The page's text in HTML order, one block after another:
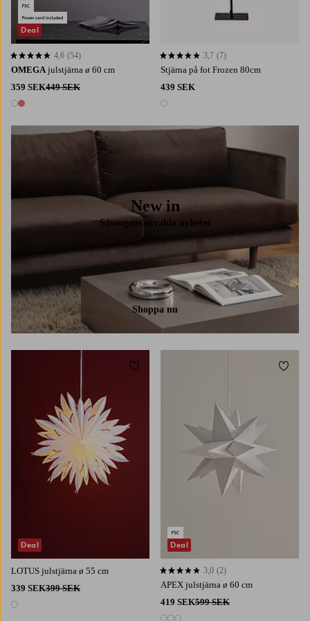
OMEGA julstjärna ø 60 cm
359 SEK449 SEK
2 färger
4,6 baserat på 54 st betyg
4,6 (54)
Deal
Stjärna på fot Frozen 80cm
439 SEK
1 färg
3,7 baserat på 7 st betyg
3,7 (7)
New in
Säsongens utvalda nyheter
Shoppa nu
LOTUS julstjärna ø 55 cm
339 SEK399 SEK
1 färg
Deal
Lägg till i favoriter
APEX julstjärna ø 60 cm
419 SEK599 SEK
3,0 baserat på 2 st betyg
3,0 (2)
Deal
Lägg